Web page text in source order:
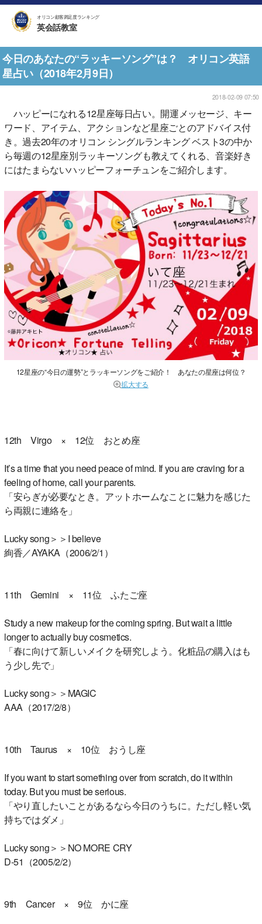
オリコン顧客満足度ランキング
英会話教室
今日のあなたの“ラッキーソング”は？ オリコン英語
星占い（2018年2月9日）
2018-02-09 07:50
ハッピーになれる12星座毎日占い。開運メッセージ、キー
ワード、アイテム、アクションなど星座ごとのアドバイス付
き。過去20年のオリコン シングルランキング ベスト3の中か
ら毎週の12星座別ラッキーソングも教えてくれる、音楽好き
にはたまらないハッピーフォーチュンをご紹介します。
12星座の“今日の運勢”とラッキーソングをご紹介！ あなたの星座は何位？
拡大する
12th Virgo × 12位 おとめ座
It’s a time that you need peace of mind. If you are craving for a
feeling of home, call your parents.
「安らぎが必要なとき。アットホームなことに魅力を感じた
ら両親に連絡を」
Lucky song＞＞I believe
絢香／AYAKA（2006/2/1）
11th Gemini × 11位 ふたご座
Study a new makeup for the coming spring. But wait a little
longer to actually buy cosmetics.
「春に向けて新しいメイクを研究しよう。化粧品の購入はも
う少し先で」
Lucky song＞＞MAGIC
AAA（2017/2/8）
10th Taurus × 10位 おうし座
If you want to start something over from scratch, do it within
today. But you must be serious.
「やり直したいことがあるなら今日のうちに。ただし軽い気
持ちではダメ」
Lucky song＞＞NO MORE CRY
D-51（2005/2/2）
9th Cancer × 9位 かに座